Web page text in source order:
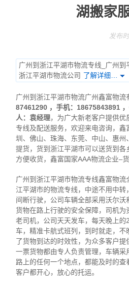
湖搬家
发布
广州到浙江平湖市物流专线_广州到
浙江平湖市物流公司 了解详细…
广州到浙江平湖市物流广州鑫富物流
87461290 ，手机：18675843891
人：袁经理，为广大新老客户提供
专线及配送服务，欢迎来电咨询，鑫
圳、佛山、珠海、东莞、中山、惠州
提货，货到浙江平湖市可以送货到各
方便收货，鑫富国家AAA物流企业–
广州到浙江平湖市物流专线鑫富物
江平湖市的物流专线，中途不用中
间断行驶，公司车辆全部采用沃尔沃
货物在路上行驶的安全保障，司机为
老司机，公司天天发车，每天晚上
车，精准卡航式班列，到时就走，
了货物到达的时效性，为众多客户
一票货物都由专人负责管理，车辆采
路上的任何一个地点，都能及时的查
客户都开心，放心的托运。